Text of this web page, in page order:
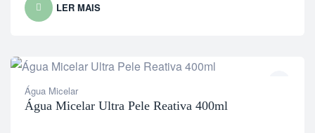
LER MAIS
Água Micelar
Água Micelar Ultra Pele Reativa 400ml